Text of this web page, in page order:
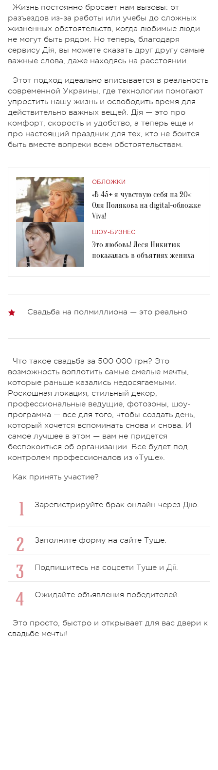
Жизнь постоянно бросает нам вызовы: от
разъездов из-за работы или учебы до сложных
жизненных обстоятельств, когда любимые люди
не могут быть рядом. Но теперь, благодаря
сервису Дія, вы можете сказать друг другу самые
важные слова, даже находясь на расстоянии.
Этот подход идеально вписывается в реальность
современной Украины, где технологии помогают
упростить нашу жизнь и освободить время для
действительно важных вещей. Дія — это про
комфорт, скорость и удобство, а теперь еще и
про настоящий праздник для тех, кто не боится
быть вместе вопреки всем обстоятельствам.
ОБЛОЖКИ
«В 45+ я чувствую себя на 20»:
Оля Полякова на digital-обложке
Viva!
ШОУ-БИЗНЕС
Это любовь! Леся Никитюк
показалась в объятиях жениха
Свадьба на полмиллиона — это реально
Что такое свадьба за 500 000 грн? Это
возможность воплотить самые смелые мечты,
которые раньше казались недосягаемыми.
Роскошная локация, стильный декор,
профессиональные ведущие, фотозоны, шоу-
программа — все для того, чтобы создать день,
который хочется вспоминать снова и снова. И
самое лучшее в этом — вам не придется
беспокоиться об организации. Все будет под
контролем профессионалов из «Туше».
Как принять участие?
Зарегистрируйте брак онлайн через Дію.
Заполните форму на сайте Туше.
Подпишитесь на соцсети Туше и Дії.
Ожидайте объявления победителей.
Это просто, быстро и открывает для вас двери к
свадьбе мечты!